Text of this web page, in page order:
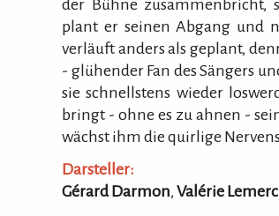
der Bühne zusammenbricht,
plant er seinen Abgang und
verläuft anders als geplant,
- glühender Fan des Sängers
sie schnellstens wieder
bringt - ohne es zu ahnen -
wächst ihm die quirlige
Darsteller:
Gérard Darmon, Valérie